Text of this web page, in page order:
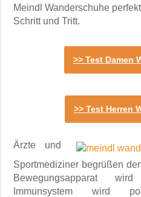
Meindl Wanderschuhe
Schritt und Tritt.
>> Test Damen
>> Test Herren
Ärzte und
Sportmediziner begrüßen
Bewegungsapparat
Immunsystem wird